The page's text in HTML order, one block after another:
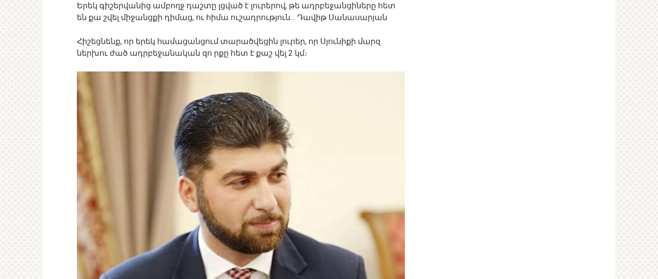
Երեկ գիշերվանից ամբողջ դաշտը լցված է լուրերով, թե ադրբեջանցիները հետ
են քա շվել միջանցքի դիմաց, ու հիմա ուշադրություն… Դավիթ Սանասարյան
Հիշեցնենք, որ երեկ համացանցում տարածվեցին լուրեր, որ Սյունիքի մարզ
ներխու ժած ադրբեջանական զո րքը հետ է քաշ վել 2 կմ։